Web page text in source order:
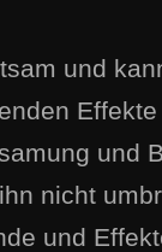
und
und
nicht
und